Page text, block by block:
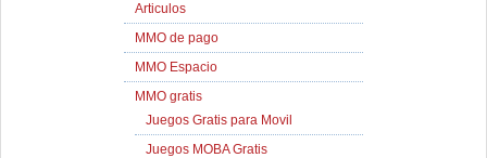
Articulos
MMO de pago
MMO Espacio
MMO gratis
Juegos Gratis para Movil
Juegos MOBA Gratis